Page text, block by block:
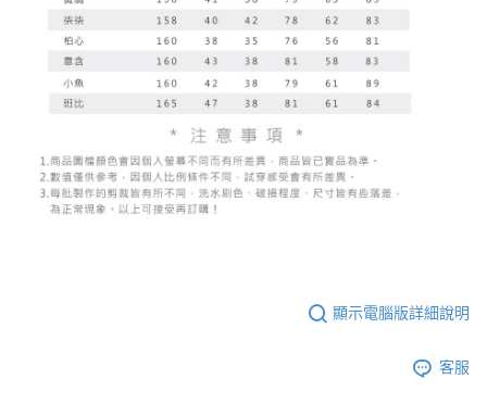
顯示電腦版詳細說明
客服